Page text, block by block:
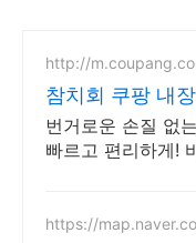
http://
참치회 쿠팡 내
번거로운 손질 없
빠르고 편리하게!
https://